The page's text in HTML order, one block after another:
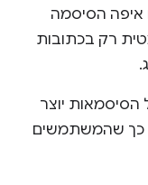
איפה הסיסמה
רק בכתובות
הסיסמאות יוצר
כך שהמשתמשים